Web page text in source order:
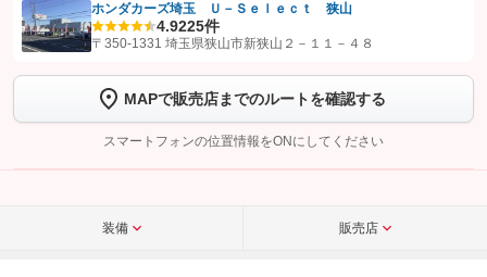
【STEP1】認証画面でグーネットを友だち追加してから「許可する」ボタンを押
トーク画面で
ボタンをタップして問い合わせを
完了してください。
こちら
ホンダカーズ埼玉 Ｕ－Ｓｅｌｅｃｔ 狭山
4.9225件
〒350-1331 埼玉県狭山市新狭山２－１１－４８
MAPで販売店までのルートを確認する
スマートフォンの位置情報をONにしてください
装備 販売店